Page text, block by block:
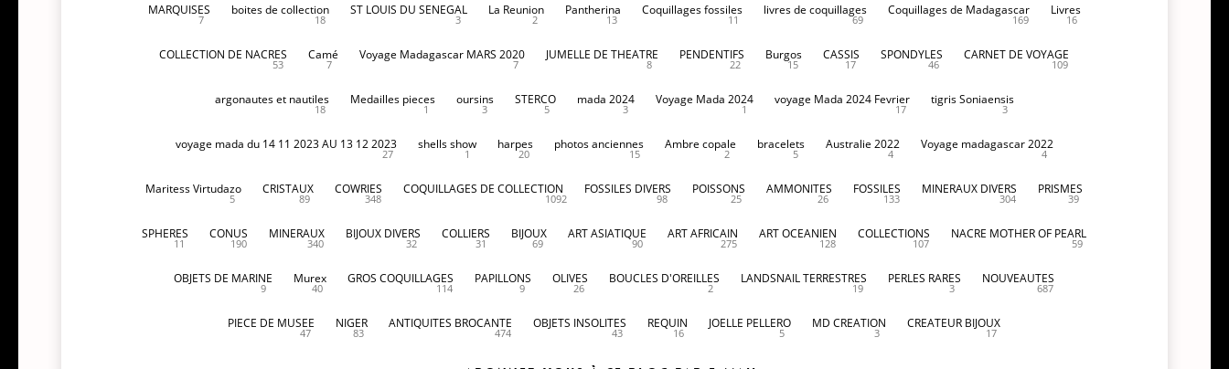
MARQUISES
7
boites de collection
18
ST LOUIS DU SENEGAL
3
La Reunion
2
Pantherina
13
Coquillages fossiles
11
livres de coquillages
69
Coquillages de Madagascar
169
Livres
16
COLLECTION DE NACRES
53
Camé
7
Voyage Madagascar MARS 2020
7
JUMELLE DE THEATRE
8
PENDENTIFS
22
Burgos
15
CASSIS
17
SPONDYLES
46
CARNET DE VOYAGE
109
argonautes et nautiles
18
Medailles pieces
1
oursins
3
STERCO
5
mada 2024
3
Voyage Mada 2024
1
voyage Mada 2024 Fevrier
17
tigris Soniaensis
3
voyage mada du 14 11 2023 AU 13 12 2023
27
shells show
1
harpes
20
photos anciennes
15
Ambre copale
2
bracelets
5
Australie 2022
4
Voyage madagascar 2022
4
Maritess Virtudazo
5
CRISTAUX
89
COWRIES
348
COQUILLAGES DE COLLECTION
1092
FOSSILES DIVERS
98
POISSONS
25
AMMONITES
26
FOSSILES
133
MINERAUX DIVERS
304
PRISMES
39
SPHERES
11
CONUS
190
MINERAUX
340
BIJOUX DIVERS
32
COLLIERS
31
BIJOUX
69
ART ASIATIQUE
90
ART AFRICAIN
275
ART OCEANIEN
128
COLLECTIONS
107
NACRE MOTHER OF PEARL
59
OBJETS DE MARINE
9
Murex
40
GROS COQUILLAGES
114
PAPILLONS
9
OLIVES
26
BOUCLES D'OREILLES
2
LANDSNAIL TERRESTRES
19
PERLES RARES
3
NOUVEAUTES
687
PIECE DE MUSEE
47
NIGER
83
ANTIQUITES BROCANTE
474
OBJETS INSOLITES
43
REQUIN
16
JOELLE PELLERO
5
MD CREATION
3
CREATEUR BIJOUX
17